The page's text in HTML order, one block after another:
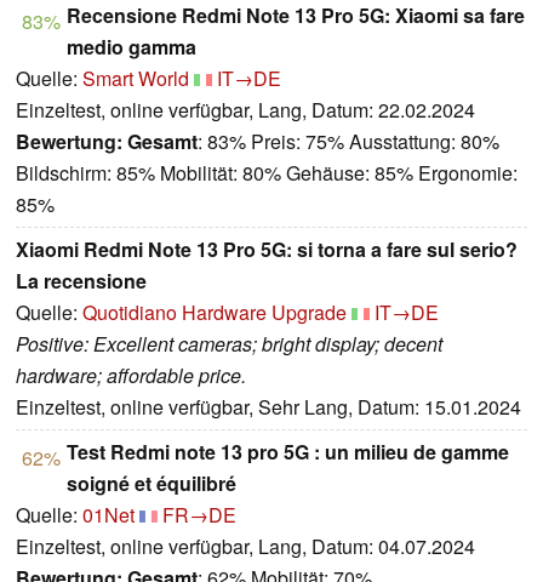
83% Recensione Redmi Note 13 Pro 5G: Xiaomi sa fare
medio gamma
Quelle: Smart World
IT→DE
Einzeltest, online verfügbar, Lang, Datum: 22.02.2024
Bewertung: Gesamt: 83% Preis: 75% Ausstattung: 80%
Bildschirm: 85% Mobilität: 80% Gehäuse: 85% Ergonomie:
85%
Xiaomi Redmi Note 13 Pro 5G: si torna a fare sul serio?
La recensione
Quelle: Quotidiano Hardware Upgrade
IT→DE
Positive: Excellent cameras; bright display; decent
hardware; affordable price.
Einzeltest, online verfügbar, Sehr Lang, Datum: 15.01.2024
62% Test Redmi note 13 pro 5G : un milieu de gamme
soigné et équilibré
Quelle: 01Net
FR→DE
Einzeltest, online verfügbar, Lang, Datum: 04.07.2024